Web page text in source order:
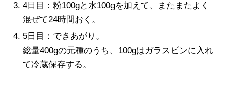
4日目：粉100gと水100gを加えて、またまたよく
混ぜて24時間おく。
5日目：できあがり。
総量400gの元種のうち、100gはガラスビンに入れ
て冷蔵保存する。